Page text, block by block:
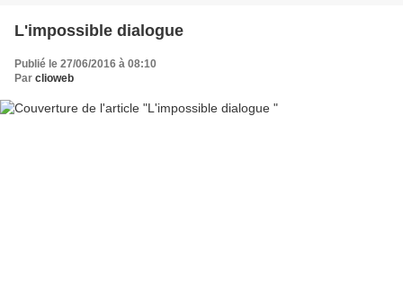
L'impossible dialogue
Publié le 27/06/2016 à 08:10
Par clioweb